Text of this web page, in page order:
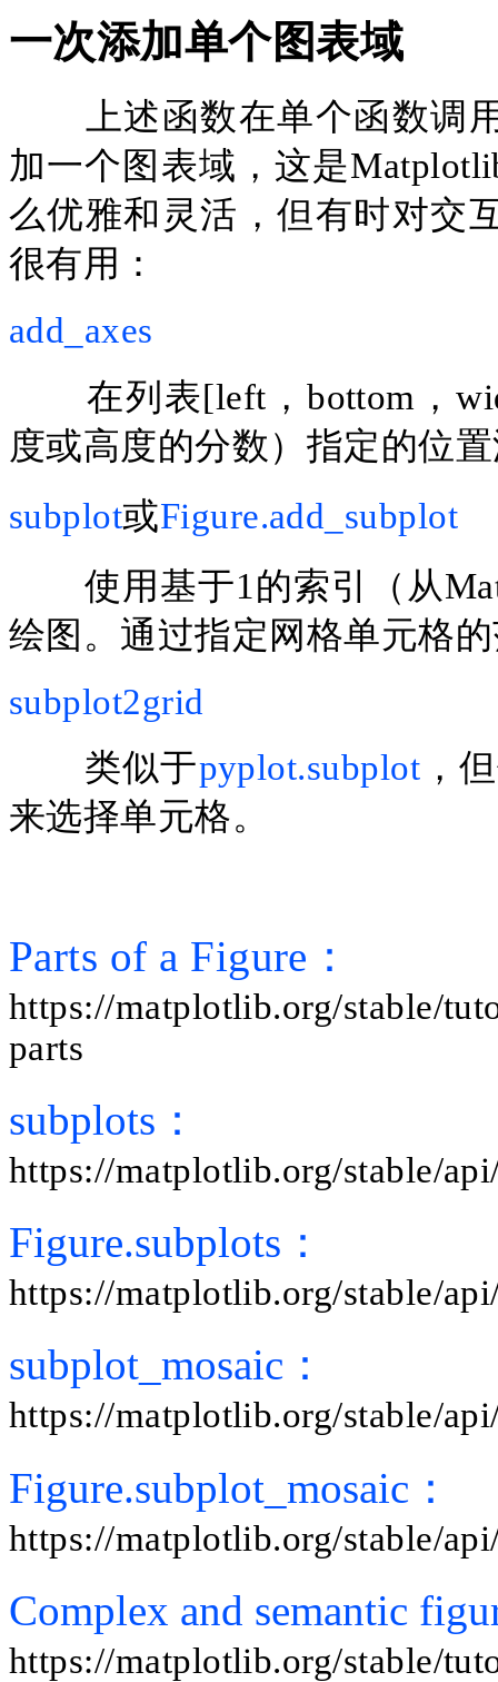
一次添加单个图表域
上述函数在单个函数调
加一个图表域，这是
么优雅和灵活，但有时对交
很有用：
add_axes
在列表[left，bottom，
度或高度的分数）指定的位
subplot或Figure.add_subplot
使用基于1的索引（从
绘图。通过指定网格单元格
subplot2grid
类似于pyplot.subplot ，
来选择单元格。
Parts of a Figure：
https://matplotlib.org/stable/
parts
subplots：
https://matplotlib.org/stable/
Figure.subplots：
https://matplotlib.org/stable/
subplot_mosaic：
https://matplotlib.org/stable/
Figure.subplot_mosaic：
https://matplotlib.org/stable/
Complex and semantic
https://matplotlib.org/stable/